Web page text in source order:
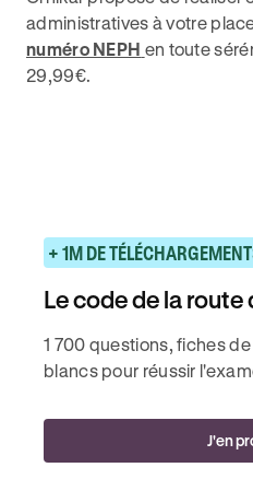
administratives à votre
numéro NEPH en toute
29,99€.
+ 1M DE
Le code de la route
1 700 questions, fiches
blancs pour réussir
J'en